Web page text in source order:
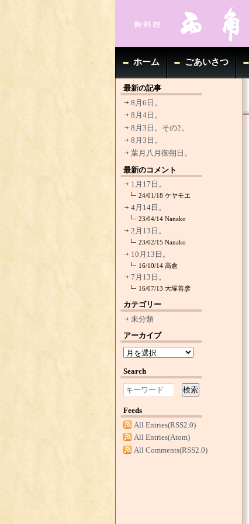
ホーム ごあいさつ
最新の記事
8月6日。
8月4日。
8月3日。その2。
8月3日。
葉月八月御朔日。
最新のコメント
1月17日。
24/01/18ケヤモエ
4月14日。
23/04/14Nanako
2月13日。
23/02/15Nanako
10月13日。
16/10/14高倉
7月13日。
16/07/13大塚善彦
カテゴリー
未分類
アーカイブ
Search
検索
Feeds
All Entries(RSS2.0)
All Entries(Atom)
All Comments(RSS2.0)